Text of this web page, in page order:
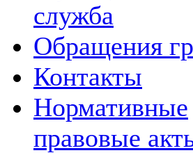
служба
Обращения
Контакты
Нормативные
правовые